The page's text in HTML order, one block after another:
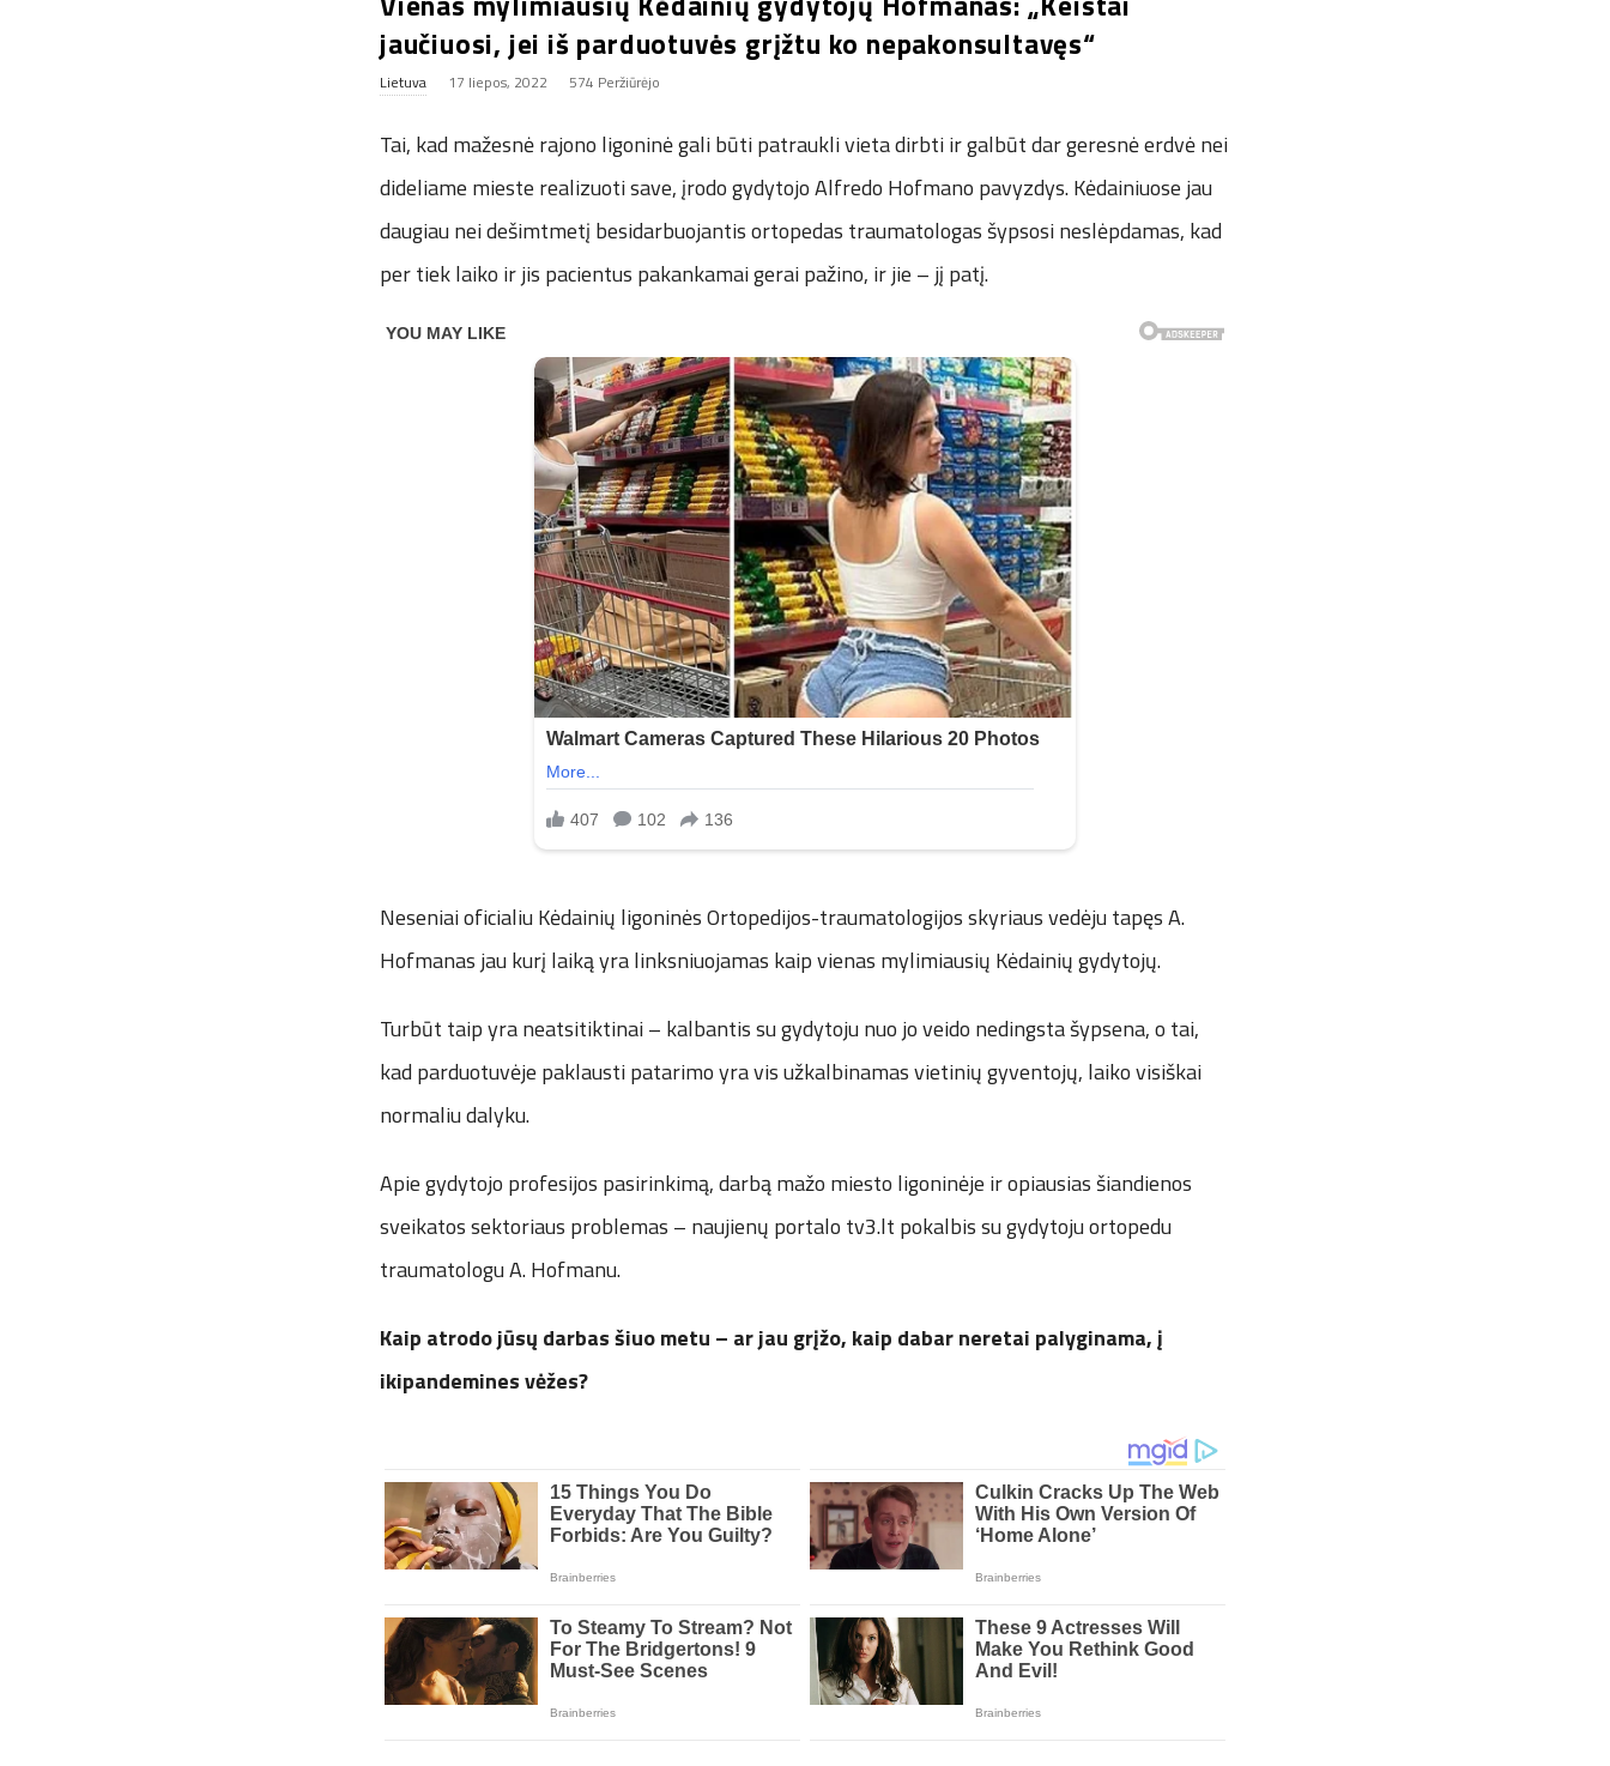
jaučiuosi, jei iš parduotuvės grįžtu ko nepakonsultavęs“
Lietuva 17 liepos, 2022 574 Peržiūrėjo
Tai, kad mažesnė rajono ligoninė gali būti patraukli vieta dirbti ir galbūt dar geresnė erdvė nei
dideliame mieste realizuoti save, įrodo gydytojo Alfredo Hofmano pavyzdys. Kėdainiuose jau
daugiau nei dešimtmetį besidarbuojantis ortopedas traumatologas šypsosi neslėpdamas, kad
per tiek laiko ir jis pacientus pakankamai gerai pažino, ir jie – jį patį.
Neseniai oficialiu Kėdainių ligoninės Ortopedijos-traumatologijos skyriaus vedėju tapęs A.
Hofmanas jau kurį laiką yra linksniuojamas kaip vienas mylimiausių Kėdainių gydytojų.
Turbūt taip yra neatsitiktinai – kalbantis su gydytoju nuo jo veido nedingsta šypsena, o tai,
kad parduotuvėje paklausti patarimo yra vis užkalbinamas vietinių gyventojų, laiko visiškai
normaliu dalyku.
Apie gydytojo profesijos pasirinkimą, darbą mažo miesto ligoninėje ir opiausias šiandienos
sveikatos sektoriaus problemas – naujienų portalo tv3.lt pokalbis su gydytoju ortopedu
traumatologu A. Hofmanu.
Kaip atrodo jūsų darbas šiuo metu – ar jau grįžo, kaip dabar neretai palyginama, į
ikipandemines vėžes?